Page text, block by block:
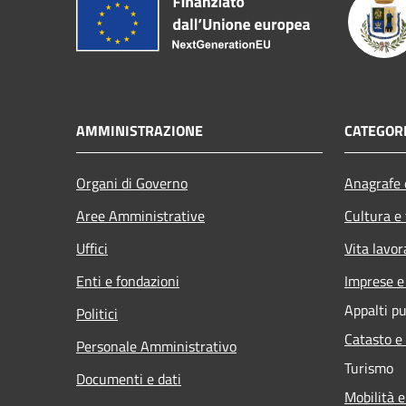
AMMINISTRAZIONE
Organi di Governo
Aree Amministrative
Uffici
Enti e fondazioni
Politici
Personale Amministrativo
Documenti e dati
Cultura
Vita
Imprese
Appalti
Catasto
Turismo
Mobilità